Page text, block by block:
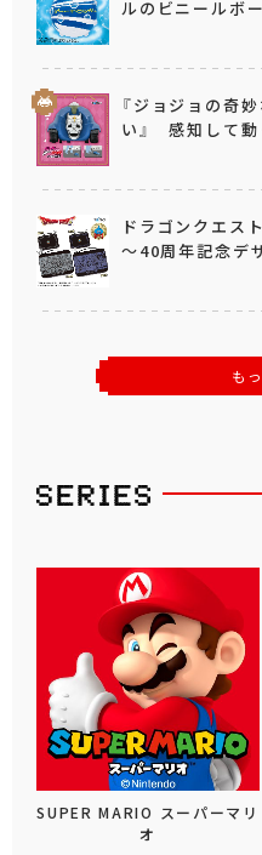
ルのビニールボ
『ジョジョの奇
い』 感知して
ドラゴンクエ
～40周年記念デ
も
SUPER MARIO スーパーマリ
オ